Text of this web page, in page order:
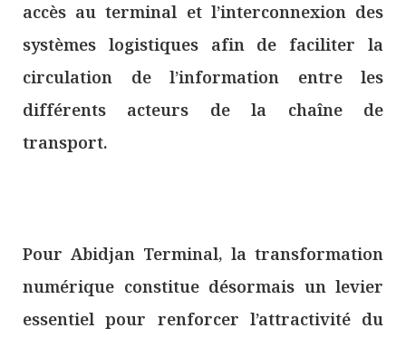
accès au terminal et l’interconnexion des
systèmes logistiques afin de faciliter la
circulation de l’information entre les
différents acteurs de la chaîne de
transport.
Pour Abidjan Terminal, la transformation
numérique constitue désormais un levier
essentiel pour renforcer l’attractivité du